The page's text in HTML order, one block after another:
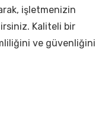
işletmenizin
Kaliteli bir
ve güvenliğini